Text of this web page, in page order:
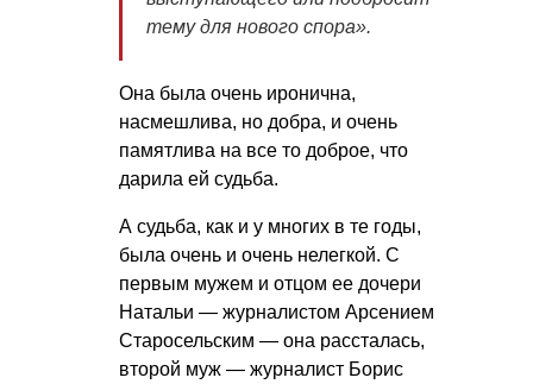
тему для нового спора».
Она была очень иронична,
насмешлива, но добра, и очень
памятлива на все то доброе, что
дарила ей судьба.
А судьба, как и у многих в те годы,
была очень и очень нелегкой. С
первым мужем и отцом ее дочери
Натальи — журналистом Арсением
Старосельским — она рассталась,
второй муж — журналист Борис